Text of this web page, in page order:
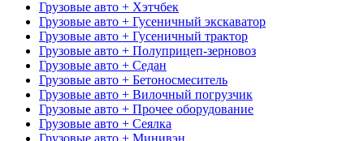
Грузовые авто + Хэтчбек
Грузовые авто + Гусеничный экскаватор
Грузовые авто + Гусеничный трактор
Грузовые авто + Полуприцеп-зерновоз
Грузовые авто + Седан
Грузовые авто + Бетоносмеситель
Грузовые авто + Вилочный погрузчик
Грузовые авто + Прочее оборудование
Грузовые авто + Сеялка
Грузовые авто + Минивэн